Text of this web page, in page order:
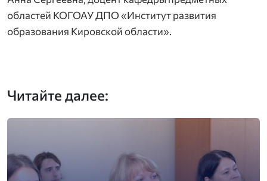
областей КОГОАУ ДПО «Институт развития
образования Кировской области».
Читайте далее: